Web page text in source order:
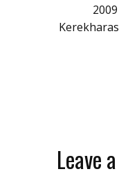
Leave